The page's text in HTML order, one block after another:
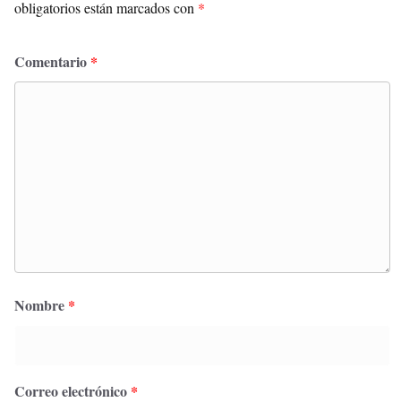
obligatorios están marcados con *
Comentario *
Nombre *
Correo electrónico *